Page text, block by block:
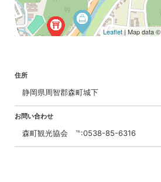
Leaflet | Map data ©
住所
静岡県周智郡森町城下
お問い合わせ
森町観光協会 ℡:0538-85-6316